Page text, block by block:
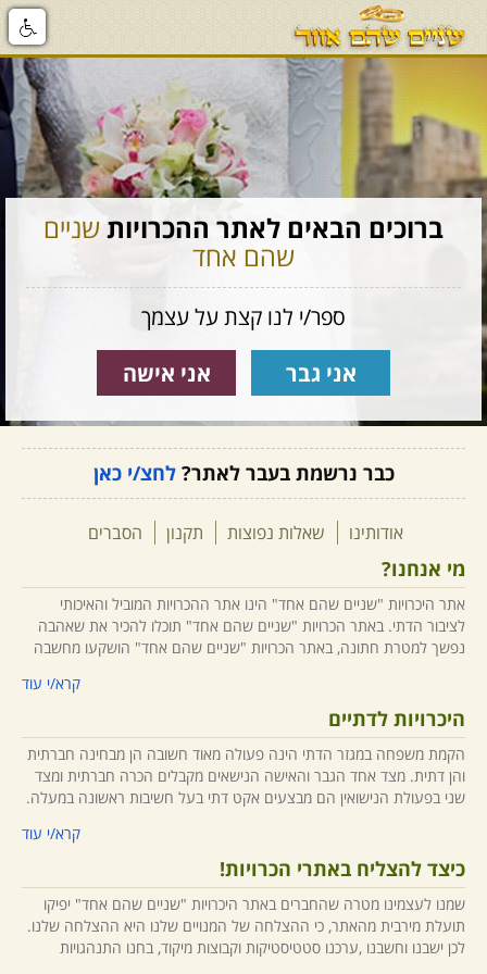
ברוכים הבאים לאתר ההכרויותשניים
שהם אחד
ספר/י לנו קצת על עצמך
אני גבר
אני אישה
כבר נרשמת בעבר לאתר?לחצ/י כאן
אודותינו שאלות נפוצות תקנון הסברים
מי אנחנו?
אתר היכרויות "שניים שהם אחד" הינו אתר ההכרויות המוביל והאיכותי
לציבור הדתי. באתר הכרויות "שניים שהם אחד" תוכלו להכיר את שאהבה
נפשך למטרת חתונה, באתר הכרויות "שניים שהם אחד" הושקעו מחשבה
גלישה מרעננת ונעימה וחיפוש מתקדם. הכרויות רבות כבר נוצרו באתר
ובטוחים אנו שהכרויות רבות עוד יהיו באתר, אז הירשמו חינם לאתר
ההיכרויות המוביל לציבור הדתי כבר עכשיו!
אנו מחויבים לדיסקרטיות, ומבטיחים לגולשינו כי לא נעביר את פרטיהם
האישיים לחברים אחרים באתר, וכי פרטיהם האישיים יועברו על ידם בלבד.
קרא/י עוד
היכרויות לדתיים
הקמת משפחה במגזר הדתי הינה פעולה מאוד חשובה הן מבחינה חברתית
והן דתית. מצד אחד הגבר והאישה הנישאים מקבלים הכרה חברתית ומצד
שני בפעולת הנישואין הם מבצעים אקט דתי בעל חשיבות ראשונה במעלה.
הדתיים, מפגש שבסופו של דבר מביא לידי חתונה, זוכים על פי האמונה
היהודית ב"כרטיס" כניסה לגן עדן בעולם הבא.
בדומה לעולם הכרויות החילוני, אך מסיבות שונות (בעיקר דתיות וחברתיות),
יצירת ההכרות הראשונית בין הגבר והאישה אינה משימה כל כך קלה
ופשוטה. בעולם הדתי והחרדי מוכר מוסד השידוך, בו גורמים פרטיים
קרא/י עוד
כיצד להצליח באתרי הכרויות!
שמנו לעצמינו מטרה שהחברים באתר היכרויות "שניים שהם אחד" יפיקו
תועלת מירבית מהאתר, כי ההצלחה של המנויים שלנו היא ההצלחה שלנו.
לכן ישבנו וחשבנו ,ערכנו סטטיסטיקות וקבוצות מיקוד, בחנו התנהגויות